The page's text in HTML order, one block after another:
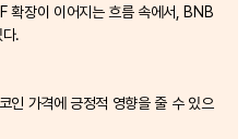
확장이 이어지는 흐름 속에서, BNB
.
인 가격에 긍정적 영향을 줄 수 있으